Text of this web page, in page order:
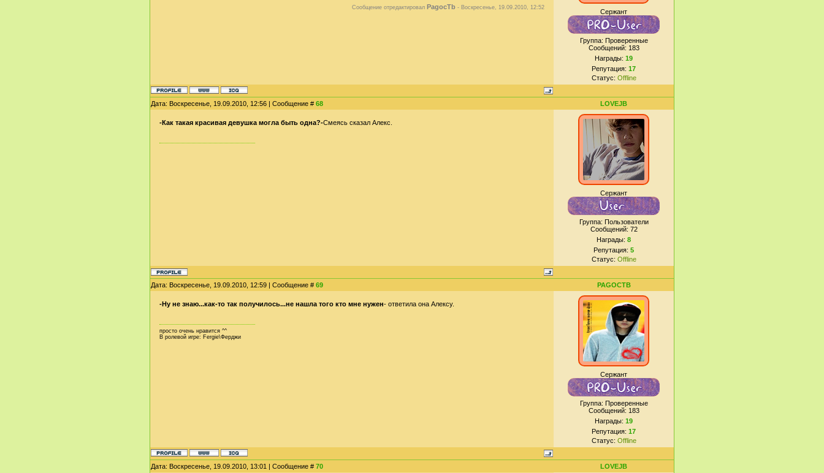
Сообщение отредактировал PagocTb - Воскресенье, 19.09.2010, 12:52
Сержант
Группа: Проверенные
Сообщений: 183
Награды: 19
Репутация: 17
Статус: Offline
Дата: Воскресенье, 19.09.2010, 12:56 | Сообщение # 68 LOVEJB
-Как такая красивая девушка могла быть одна?-Смеясь сказал Алекс.
Сержант
Группа: Пользователи
Сообщений: 72
Награды: 8
Репутация: 5
Статус: Offline
Дата: Воскресенье, 19.09.2010, 12:59 | Сообщение # 69 PAGOCTB
-Ну не знаю...как-то так получилось...не нашла того кто мне нужен- ответила она Алексу.
просто очень нравится ^^
В ролевой игре: Fergie\Ферджи
Сержант
Группа: Проверенные
Сообщений: 183
Награды: 19
Репутация: 17
Статус: Offline
Дата: Воскресенье, 19.09.2010, 13:01 | Сообщение # 70 LOVEJB